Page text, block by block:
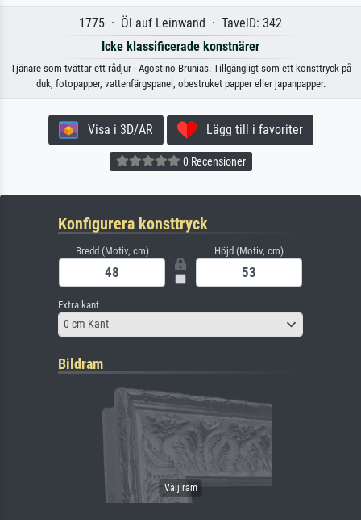
1775 · Öl auf Leinwand · TavelD: 342
Icke klassificerade konstnärer
Tjänare som tvättar ett rådjur · Agostino Brunias. Tillgängligt som ett konsttryck på
duk, fotopapper, vattenfärgspanel, obestruket papper eller japanpapper.
Visa i 3D/AR Lägg till i favoriter
0 Recensioner
Konfigurera konsttryck
Bredd (Motiv, cm) Höjd (Motiv, cm)
Extra kant
0 cm Kant
Bildram